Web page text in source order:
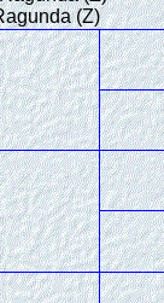
(Z)